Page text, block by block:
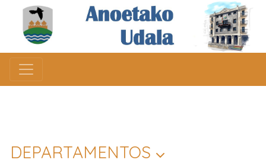
DEPARTAMENTOS